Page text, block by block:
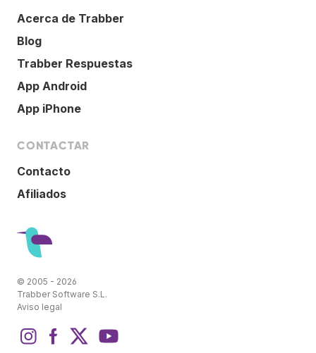
Acerca de Trabber
Blog
Trabber Respuestas
App Android
App iPhone
CONTACTAR
Contacto
Afiliados
© 2005 - 2026
Trabber Software S.L.
Aviso legal